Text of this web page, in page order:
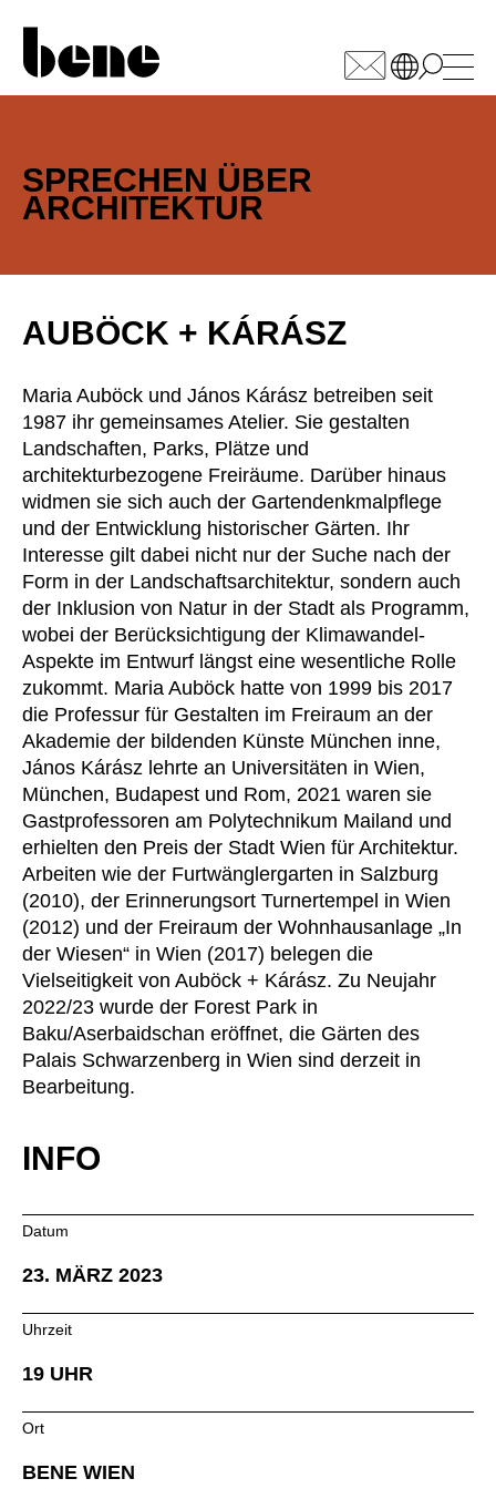
WÄHLEN SIE IHREN
Armenia(AM)
Austria(AT)
Bahrain
Belarus(BY)
Bulgaria
Canada(CA)
China (CN)
Croatia(HR)
Czech republic(CZ)
Denmark
Egypt(EG)
Finland (FI)
France(FR)
Germany(DE)
Ghana (GH)
Great Britain(GB)
Greece (GR)
Guinea(GN)
Hong Kong (HK)
Hungary (HU)
India (IN)
Indonesia (ID)
Iran(IR)
Irland (IE)
Israel (IL)
Italy(IT)
Japan
Kazakhstan(KZ)
Kenya
Kuwait(KW)
Latvia
Liechtenstein
Lithuania
Mauritania
SPRECHEN ÜBER
ARCHITEKTUR
AUBÖCK + KÁRÁSZ
Maria Auböck und János Kárász betreiben seit
1987 ihr gemeinsames Atelier. Sie gestalten
Landschaften, Parks, Plätze und
architekturbezogene Freiräume. Darüber hinaus
widmen sie sich auch der Gartendenkmalpflege
und der Entwicklung historischer Gärten. Ihr
Interesse gilt dabei nicht nur der Suche nach der
Form in der Landschaftsarchitektur, sondern auch
der Inklusion von Natur in der Stadt als Programm,
wobei der Berücksichtigung der Klimawandel-
Aspekte im Entwurf längst eine wesentliche Rolle
zukommt. Maria Auböck hatte von 1999 bis 2017
die Professur für Gestalten im Freiraum an der
Akademie der bildenden Künste München inne,
János Kárász lehrte an Universitäten in Wien,
München, Budapest und Rom, 2021 waren sie
Gastprofessoren am Polytechnikum Mailand und
erhielten den Preis der Stadt Wien für Architektur.
Arbeiten wie der Furtwänglergarten in Salzburg
(2010), der Erinnerungsort Turnertempel in Wien
(2012) und der Freiraum der Wohnhausanlage „In
der Wiesen“ in Wien (2017) belegen die
Vielseitigkeit von Auböck + Kárász. Zu Neujahr
2022/23 wurde der Forest Park in
Baku/Aserbaidschan eröffnet, die Gärten des
Palais Schwarzenberg in Wien sind derzeit in
Bearbeitung.
INFO
Datum
23. MÄRZ 2023
Uhrzeit
19 UHR
Ort
BENE WIEN